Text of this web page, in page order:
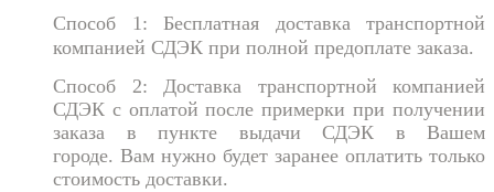
Способ 1: Бесплатная доставка транспортной
компанией СДЭК при полной предоплате заказа.
Способ 2: Доставка транспортной компанией
СДЭК с оплатой после примерки при получении
заказа в пункте выдачи СДЭК в Вашем
городе. Вам нужно будет заранее оплатить только
стоимость доставки.